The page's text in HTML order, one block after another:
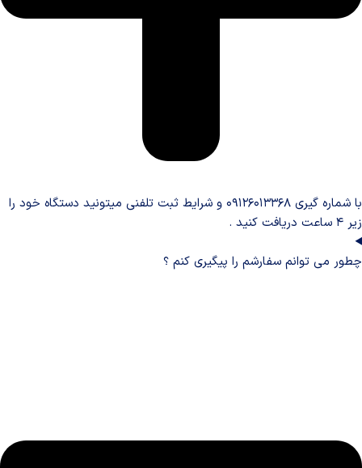
با شماره گیری ۰۹۱۲۶۰۱۳۳۶۸ و شرایط ثبت تلفنی میتونید دستگاه خود را
زیر ۴ ساعت دریافت کنید .
چطور می توانم سفارشم را پیگیری کنم ؟